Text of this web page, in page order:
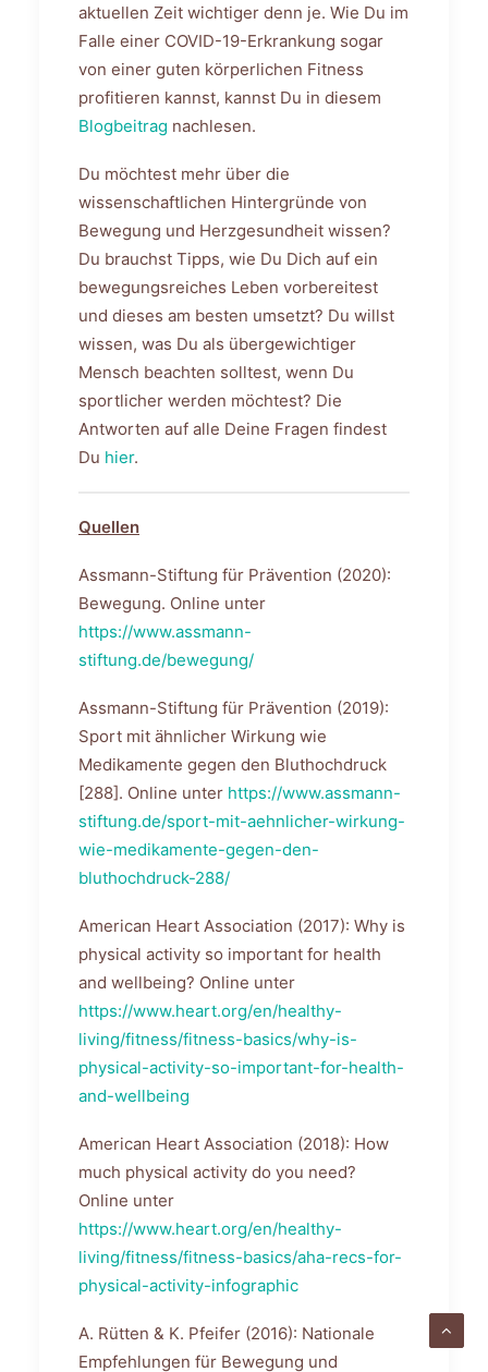
aktuellen Zeit wichtiger denn je. Wie Du im
Falle einer COVID-19-Erkrankung sogar
von einer guten körperlichen Fitness
profitieren kannst, kannst Du in diesem
Blogbeitrag nachlesen.
Du möchtest mehr über die
wissenschaftlichen Hintergründe von
Bewegung und Herzgesundheit wissen?
Du brauchst Tipps, wie Du Dich auf ein
bewegungsreiches Leben vorbereitest
und dieses am besten umsetzt? Du willst
wissen, was Du als übergewichtiger
Mensch beachten solltest, wenn Du
sportlicher werden möchtest? Die
Antworten auf alle Deine Fragen findest
Du hier.
Quellen
Assmann-Stiftung für Prävention (2020):
Bewegung. Online unter
https://www.assmann-
stiftung.de/bewegung/
Assmann-Stiftung für Prävention (2019):
Sport mit ähnlicher Wirkung wie
Medikamente gegen den Bluthochdruck
[288]. Online unter https://www.assmann-
stiftung.de/sport-mit-aehnlicher-wirkung-
wie-medikamente-gegen-den-
bluthochdruck-288/
American Heart Association (2017): Why is
physical activity so important for health
and wellbeing? Online unter
https://www.heart.org/en/healthy-
living/fitness/fitness-basics/why-is-
physical-activity-so-important-for-health-
and-wellbeing
American Heart Association (2018): How
much physical activity do you need?
Online unter
https://www.heart.org/en/healthy-
living/fitness/fitness-basics/aha-recs-for-
physical-activity-infographic
A. Rütten & K. Pfeifer (2016): Nationale
Empfehlungen für Bewegung und